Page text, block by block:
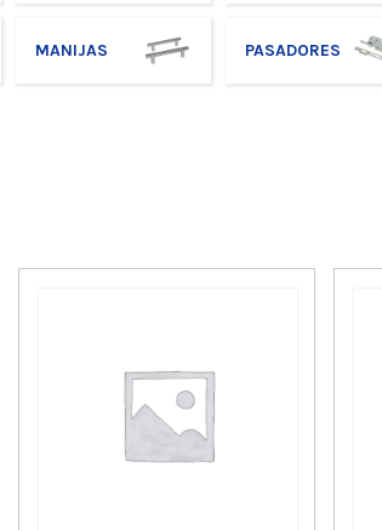
MANIJAS PASADORES